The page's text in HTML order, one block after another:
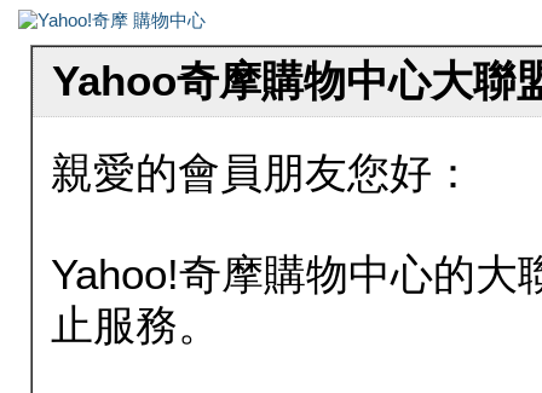
Yahoo奇摩購物中心大聯
親愛的會員朋友您好：
Yahoo!奇摩購物中心的大
止服務。